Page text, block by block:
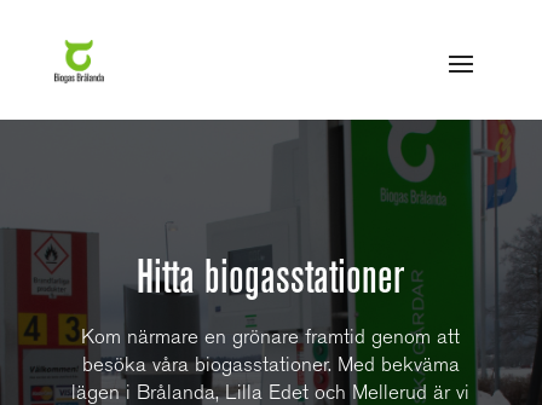
Hitta biogasstationer
Kom närmare en grönare framtid genom att
besöka våra biogasstationer. Med bekväma
lägen i Brålanda, Lilla Edet och Mellerud är vi